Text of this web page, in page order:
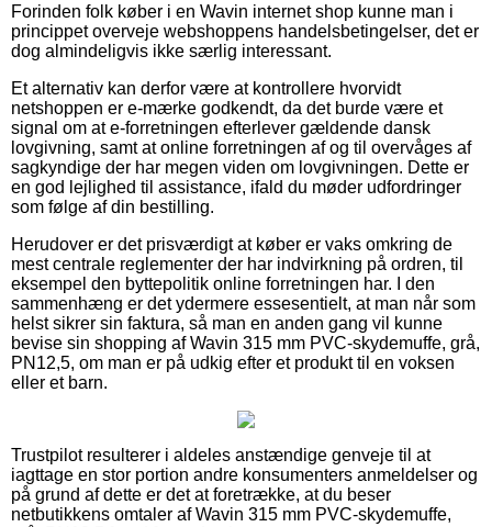
Forinden folk køber i en Wavin internet shop kunne man i
princippet overveje webshoppens handelsbetingelser, det er
dog almindeligvis ikke særlig interessant.
Et alternativ kan derfor være at kontrollere hvorvidt
netshoppen er e-mærke godkendt, da det burde være et
signal om at e-forretningen efterlever gældende dansk
lovgivning, samt at online forretningen af og til overvåges af
sagkyndige der har megen viden om lovgivningen. Dette er
en god lejlighed til assistance, ifald du møder udfordringer
som følge af din bestilling.
Herudover er det prisværdigt at køber er vaks omkring de
mest centrale reglementer der har indvirkning på ordren, til
eksempel den byttepolitik online forretningen har. I den
sammenhæng er det ydermere essesentielt, at man når som
helst sikrer sin faktura, så man en anden gang vil kunne
bevise sin shopping af Wavin 315 mm PVC-skydemuffe, grå,
PN12,5, om man er på udkig efter et produkt til en voksen
eller et barn.
Trustpilot resulterer i aldeles anstændige genveje til at
iagttage en stor portion andre konsumenters anmeldelser og
på grund af dette er det at foretrække, at du beser
netbutikkens omtaler af Wavin 315 mm PVC-skydemuffe,